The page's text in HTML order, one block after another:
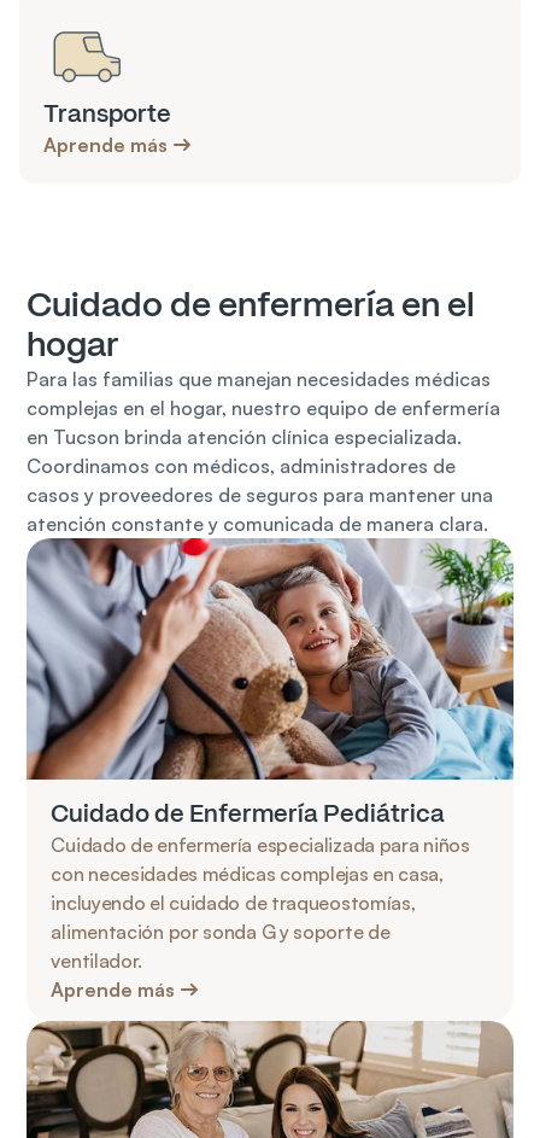
Transporte
Aprende más
Cuidado de enfermería en el
hogar
Para las familias que manejan necesidades médicas
complejas en el hogar, nuestro equipo de enfermería
en Tucson brinda atención clínica especializada.
Coordinamos con médicos, administradores de
casos y proveedores de seguros para mantener una
atención constante y comunicada de manera clara.
Cuidado de Enfermería Pediátrica
Cuidado de enfermería especializada para niños
con necesidades médicas complejas en casa,
incluyendo el cuidado de traqueostomías,
alimentación por sonda G y soporte de
ventilador.
Aprende más